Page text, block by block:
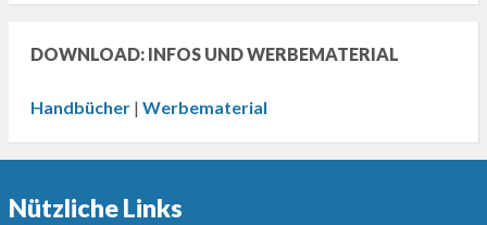
DOWNLOAD: INFOS UND WERBEMATERIAL
Handbücher| Werbematerial
Nützliche Links